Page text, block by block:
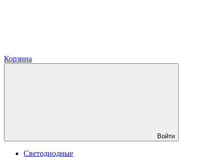
Корзина
Войти
Светодиодные